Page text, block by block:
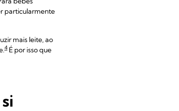
particularmente
mais leite, ao
4 É por isso que